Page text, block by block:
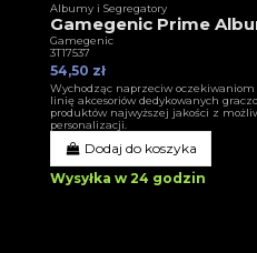
Albumy i Segregatory
Gamegenic Prime
Gamegenic
3T17537
54,50 zł
Wychodząc naprzeciw
linię akcesoriów dedykowanych
produktów najwyższej jakości z
personalizacji.
Dodaj do koszyka
Wysyłka w 24 godzin